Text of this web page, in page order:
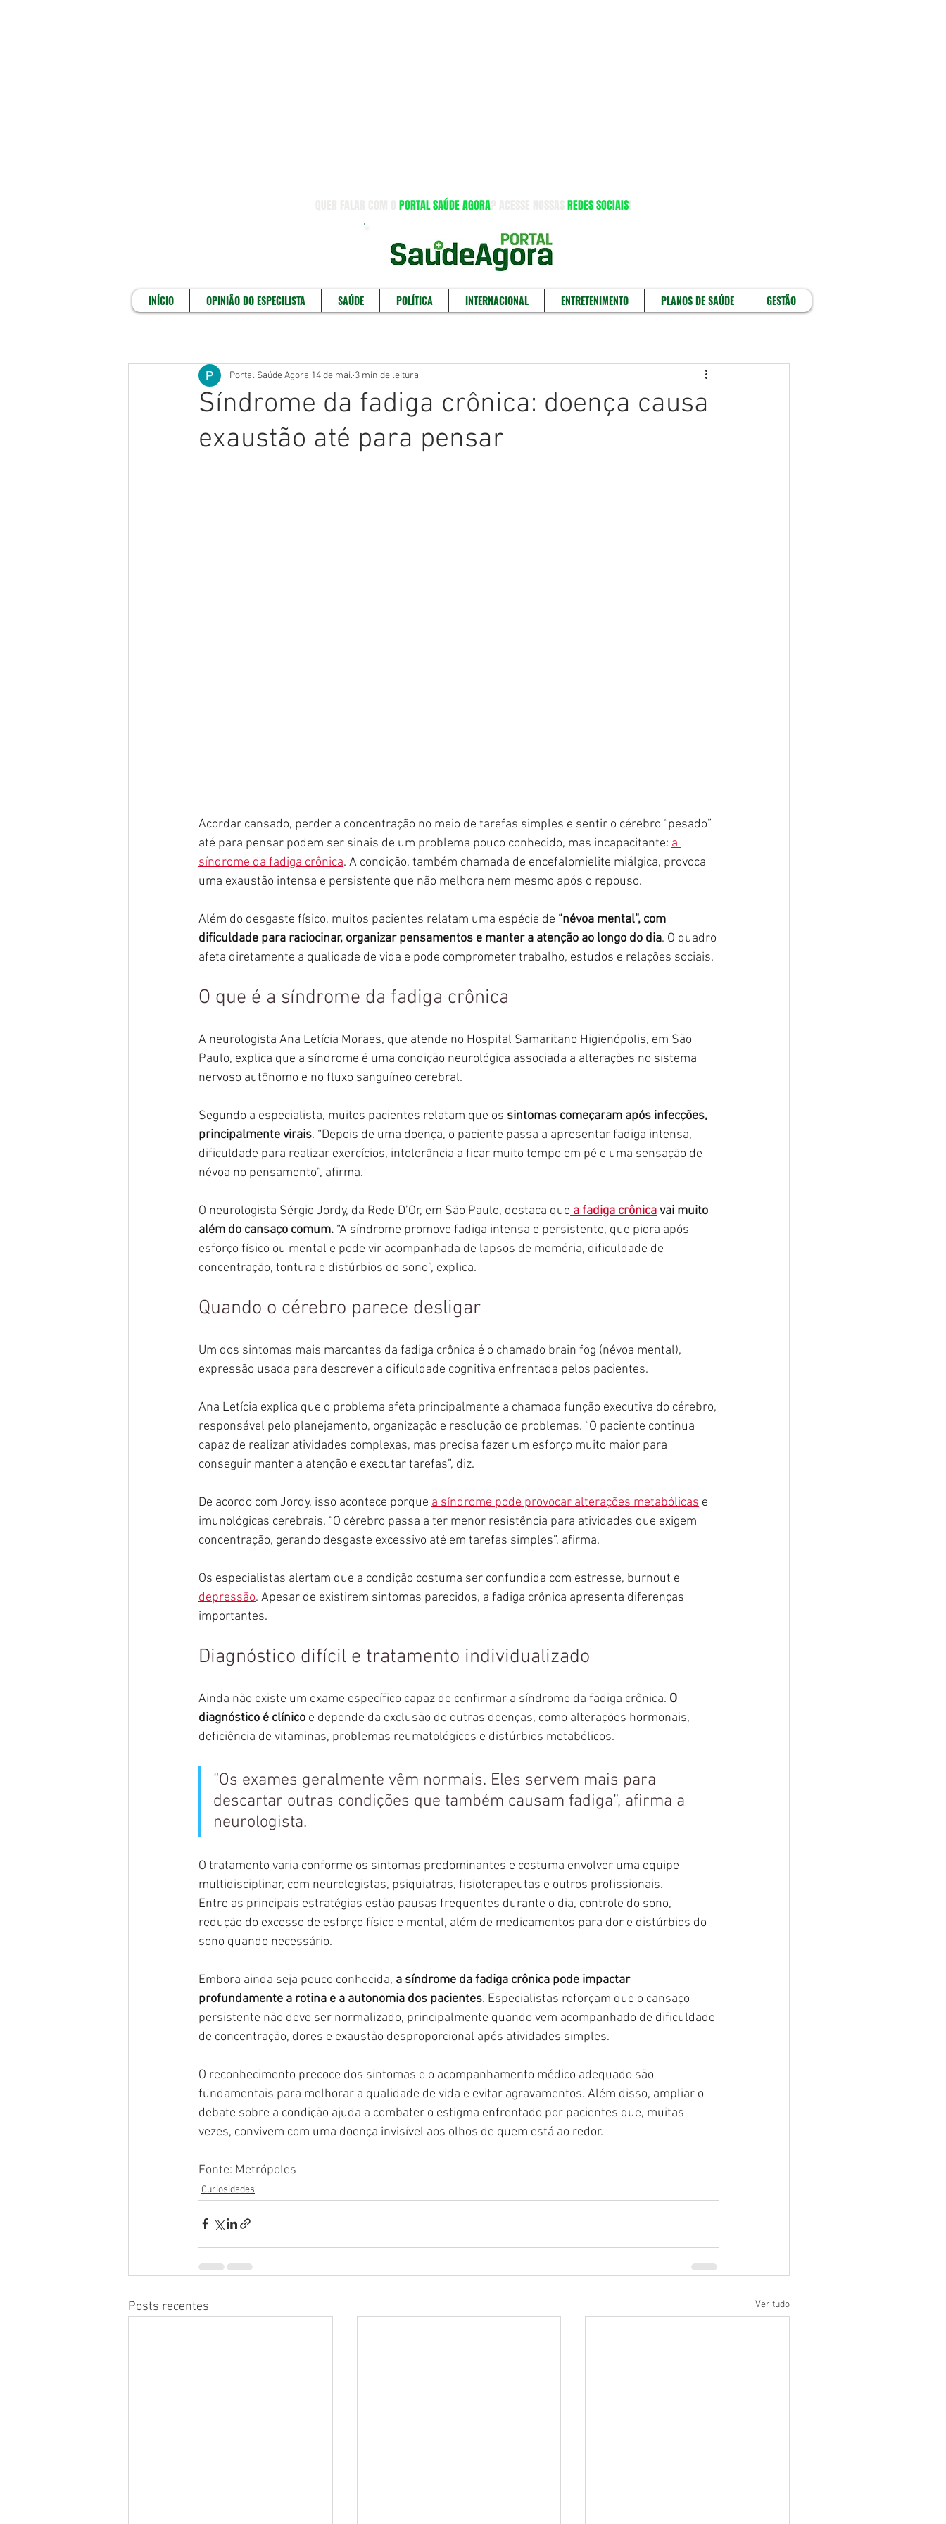
PORTAL SAÚDE AGORA? ACESSE NOSSAS REDES SOCIAIS!
INÍCIO
INÍCIO OPINIÃO DO ESPECILISTA SAÚDE POLÍTICA INTERNACIONAL ENTRETENIMENTO PLANOS DE SAÚDE GESTÃO
Síndrome da fadiga crônica: doença causa
exaustão até para pensar
Portal Saúde Agora 14 de mai. 3 min de leitura
Acordar cansado, perder a concentração no meio de tarefas simples e sentir o cérebro “pesado”
até para pensar podem ser sinais de um problema pouco conhecido, mas incapacitante: a
síndrome da fadiga crônica. A condição, também chamada de encefalomielite miálgica, provoca
uma exaustão intensa e persistente que não melhora nem mesmo após o repouso.
Além do desgaste físico, muitos pacientes relatam uma espécie de “névoa mental”, com
dificuldade para raciocinar, organizar pensamentos e manter a atenção ao longo do dia. O quadro
afeta diretamente a qualidade de vida e pode comprometer trabalho, estudos e relações sociais.
O que é a síndrome da fadiga crônica
A neurologista Ana Letícia Moraes, que atende no Hospital Samaritano Higienópolis, em São
Paulo, explica que a síndrome é uma condição neurológica associada a alterações no sistema
nervoso autônomo e no fluxo sanguíneo cerebral.
Segundo a especialista, muitos pacientes relatam que os sintomas começaram após infecções,
principalmente virais. “Depois de uma doença, o paciente passa a apresentar fadiga intensa,
dificuldade para realizar exercícios, intolerância a ficar muito tempo em pé e uma sensação de
névoa no pensamento”, afirma.
O neurologista Sérgio Jordy, da Rede D’Or, em São Paulo, destaca que a fadiga crônica vai muito
além do cansaço comum. “A síndrome promove fadiga intensa e persistente, que piora após
esforço físico ou mental e pode vir acompanhada de lapsos de memória, dificuldade de
concentração, tontura e distúrbios do sono”, explica.
Quando o cérebro parece desligar
Um dos sintomas mais marcantes da fadiga crônica é o chamado brain fog (névoa mental),
expressão usada para descrever a dificuldade cognitiva enfrentada pelos pacientes.
Ana Letícia explica que o problema afeta principalmente a chamada função executiva do cérebro,
responsável pelo planejamento, organização e resolução de problemas. “O paciente continua
capaz de realizar atividades complexas, mas precisa fazer um esforço muito maior para
conseguir manter a atenção e executar tarefas”, diz.
De acordo com Jordy, isso acontece porque a síndrome pode provocar alterações metabólicas e
imunológicas cerebrais. “O cérebro passa a ter menor resistência para atividades que exigem
concentração, gerando desgaste excessivo até em tarefas simples”, afirma.
Os especialistas alertam que a condição costuma ser confundida com estresse, burnout e
depressão. Apesar de existirem sintomas parecidos, a fadiga crônica apresenta diferenças
importantes.
Diagnóstico difícil e tratamento individualizado
Ainda não existe um exame específico capaz de confirmar a síndrome da fadiga crônica. O
diagnóstico é clínico e depende da exclusão de outras doenças, como alterações hormonais,
deficiência de vitaminas, problemas reumatológicos e distúrbios metabólicos.
“Os exames geralmente vêm normais. Eles servem mais para
descartar outras condições que também causam fadiga”, afirma a
neurologista.
O tratamento varia conforme os sintomas predominantes e costuma envolver uma equipe
multidisciplinar, com neurologistas, psiquiatras, fisioterapeutas e outros profissionais.
Entre as principais estratégias estão pausas frequentes durante o dia, controle do sono,
redução do excesso de esforço físico e mental, além de medicamentos para dor e distúrbios do
sono quando necessário.
Embora ainda seja pouco conhecida, a síndrome da fadiga crônica pode impactar
profundamente a rotina e a autonomia dos pacientes. Especialistas reforçam que o cansaço
persistente não deve ser normalizado, principalmente quando vem acompanhado de dificuldade
de concentração, dores e exaustão desproporcional após atividades simples.
O reconhecimento precoce dos sintomas e o acompanhamento médico adequado são
fundamentais para melhorar a qualidade de vida e evitar agravamentos. Além disso, ampliar o
debate sobre a condição ajuda a combater o estigma enfrentado por pacientes que, muitas
vezes, convivem com uma doença invisível aos olhos de quem está ao redor.
Fonte: Metrópoles
Curiosidades
Posts recentes Ver tudo